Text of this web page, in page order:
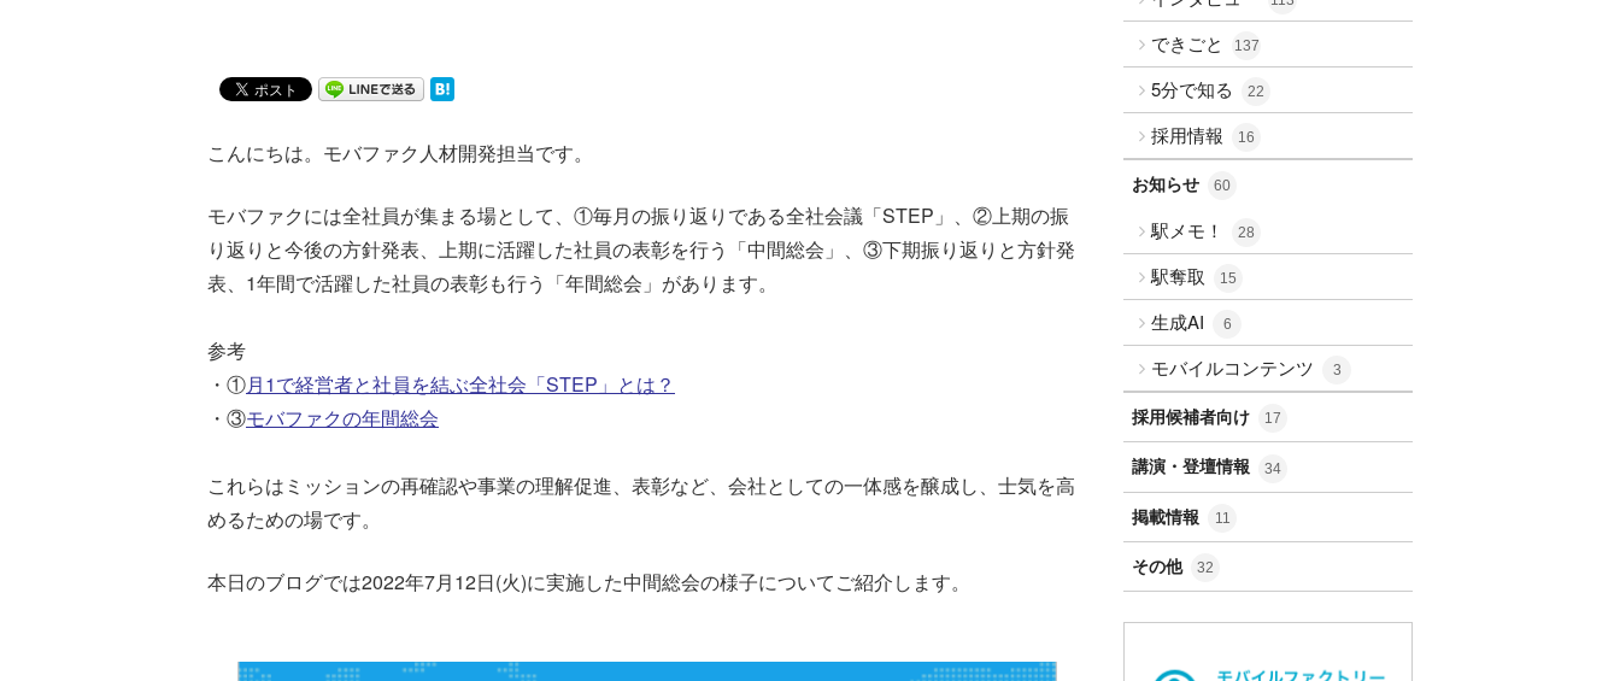
こんにちは。モバファク人材開発担当です。
モバファクには全社員が集まる場として、①毎月の振り返りである全社会議「STEP」、②上期の振
り返りと今後の方針発表、上期に活躍した社員の表彰を行う「中間総会」、③下期振り返りと方針発
表、1年間で活躍した社員の表彰も行う「年間総会」があります。
参考
・①月1で経営者と社員を結ぶ全社会「STEP」とは？
・③モバファクの年間総会
これらはミッションの再確認や事業の理解促進、表彰など、会社としての一体感を醸成し、士気を高
めるための場です。
本日のブログでは2022年7月12日(火)に実施した中間総会の様子についてご紹介します。
できごと 137
5分で知る 22
採用情報 16
お知らせ 60
駅メモ！ 28
駅奪取 15
生成AI 6
モバイルコンテンツ 3
採用候補者向け 17
講演・登壇情報 34
掲載情報 11
その他 32